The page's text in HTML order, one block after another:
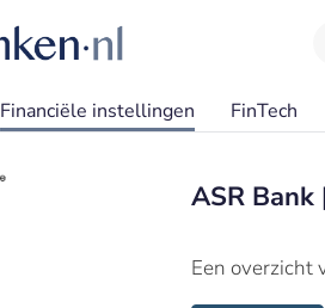
Financiële instellingen FinTech
ASR Bank
Een overzicht